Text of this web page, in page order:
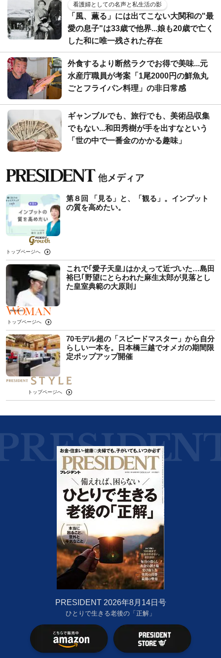
看護婦としての名声と私生活の影
「風、薫る」には出てこない大関和の"最
愛の息子"は33歳で他界...娘も20歳で亡く
した和に唯一残された存在
外食するより断然ラクでお得で美味...元
水産庁職員が考案「1尾2000円の鮮魚丸
ごとフライパン料理」の非日常感
ギャンブルでも、旅行でも、美術品収集
でもない...和田秀樹が手を出すなという
「世の中で一番金のかかる趣味」
第８回 「見る」と、「観る」。インプット
の質を高めたい。
トップページへ
これで｢愛子天皇｣はかえって近づいた…島田
裕巳｢野望にとらわれた麻生太郎が見落とし
た皇室典範の大原則｣
トップページへ
70モデル超の「スピードマスター」から自分
らしい一本を。日本橋三越でオメガの期間限
定ポップアップ開催
トップページへ
PRESIDENT 2026年8月14日号
ひとりで生きる老後の「正解」